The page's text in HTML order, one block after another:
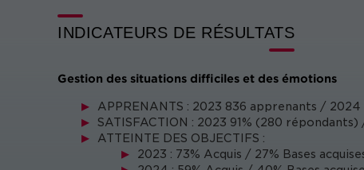
INDICATEURS DE RÉSULTATS
Gestion des situations difficiles et des émotions
APPRENANTS : 2023 836 apprenants / 2024
SATISFACTION : 2023 91% (280
ATTEINTE DES OBJECTIFS :
2023 : 73% Acquis / 27% Bases